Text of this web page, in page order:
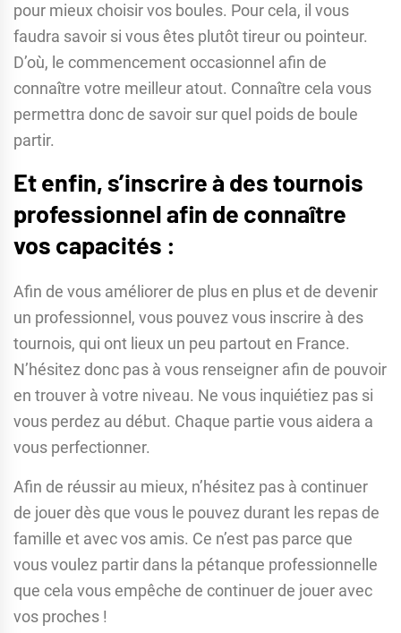
pour mieux choisir vos boules. Pour cela, il vous
faudra savoir si vous êtes plutôt tireur ou pointeur.
D’où, le commencement occasionnel afin de
connaître votre meilleur atout. Connaître cela vous
permettra donc de savoir sur quel poids de boule
partir.
Et enfin, s’inscrire à des tournois
professionnel afin de connaître
vos capacités :
Afin de vous améliorer de plus en plus et de devenir
un professionnel, vous pouvez vous inscrire à des
tournois, qui ont lieux un peu partout en France.
N’hésitez donc pas à vous renseigner afin de pouvoir
en trouver à votre niveau. Ne vous inquiétiez pas si
vous perdez au début. Chaque partie vous aidera a
vous perfectionner.
Afin de réussir au mieux, n’hésitez pas à continuer
de jouer dès que vous le pouvez durant les repas de
famille et avec vos amis. Ce n’est pas parce que
vous voulez partir dans la pétanque professionnelle
que cela vous empêche de continuer de jouer avec
vos proches !